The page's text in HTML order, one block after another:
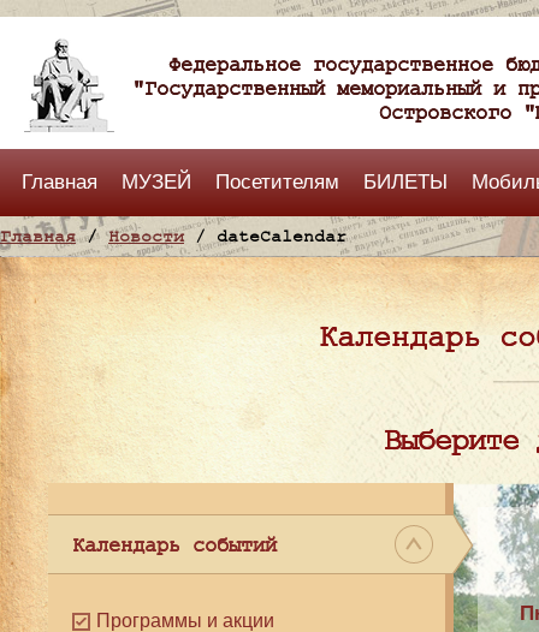
Федеральное государственное
"Государственный мемориальный и
Островского
Главная МУЗЕЙ Посетителям БИЛЕТЫ
Главная/Новости/ dateCalendar
Календарь
Выберите
Календарь событий
Программы и акции